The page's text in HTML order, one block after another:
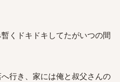
くドキドキしてたがいつの間
行き、家には俺と叔父さんの